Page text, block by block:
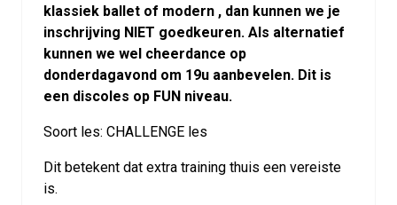
klassiek ballet of modern , dan kunnen we je
inschrijving NIET goedkeuren. Als alternatief
kunnen we wel cheerdance op
donderdagavond om 19u aanbevelen. Dit is
een discoles op FUN niveau.
Soort les: CHALLENGE les
Dit betekent dat extra training thuis een vereiste
is.